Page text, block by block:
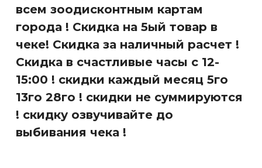
всем зоодисконтным картам
города ! Скидка на 5ый товар в
чеке! Скидка за наличный расчет !
Скидка в счастливые часы с 12-
15:00 ! скидки каждый месяц 5го
13го 28го ! скидки не суммируются
! скидку озвучивайте до
выбивания чека !